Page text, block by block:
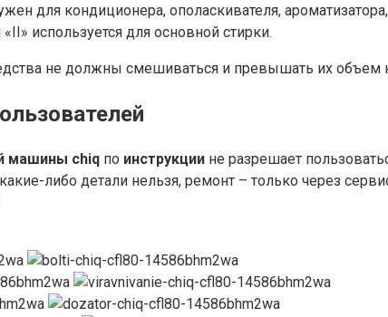
для кондиционера, ополаскивателя,
используется для основной стирки.
не должны смешиваться и превышать их объем
машины chiq по инструкции не разрешает
либо детали нельзя, ремонт – только через